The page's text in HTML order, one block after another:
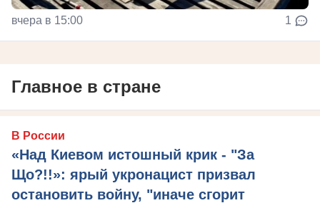
вчера в 15:00 1
Главное в стране
В России
«Над Киевом истошный крик - "За
Що?!!»: ярый укронацист призвал
остановить войну, "иначе сгорит